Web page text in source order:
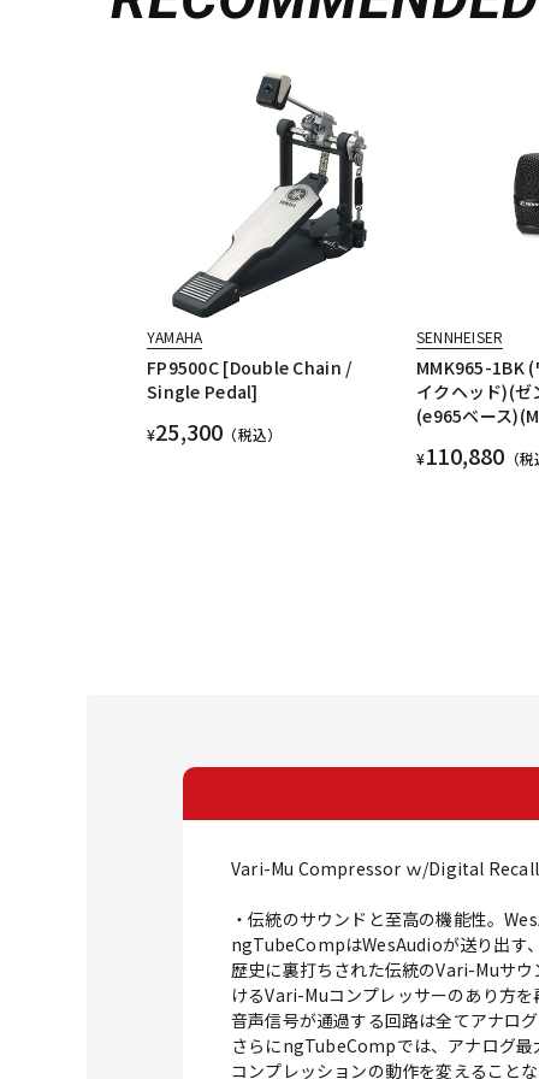
YAMAHA
FP9500C [Double Chain /
Single Pedal]
¥25,300 （税込）
SENNHEISER
MMK965-1BK
イクヘッド)(ゼ
(e965ベース
¥110,880 （税
Vari-Mu Compressor ｗ/Digital Recall
・伝統のサウンドと至高の機能性。
ngTubeCompはWesAudioが送り出す
歴史に裏打ちされた伝統のVari-Muサ
けるVari-Muコンプレッサーのあり方を
音声信号が通過する回路は全てアナロ
さらにngTubeCompでは、アナログ最
コンプレッションの動作を変えること